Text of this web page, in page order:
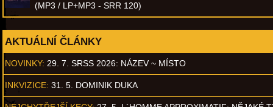
(MP3 / LP+MP3 - SRR 120)
AKTUÁLNÍ ČLÁNKY
NOVINKY: 29. 7. SRSS 2026: NÁZEV ~ MÍSTO
INKVIZICE: 31. 5. DOMINIK DUKA